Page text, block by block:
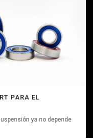
PARA EL
ya no depende